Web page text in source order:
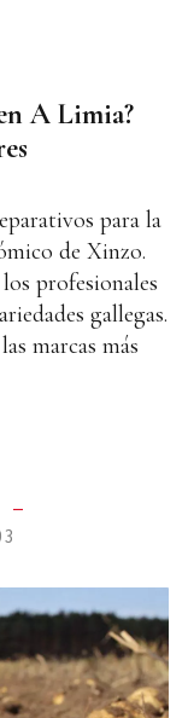
A Limia?
para la
de Xinzo.
profesionales
gallegas.
marcas más
—